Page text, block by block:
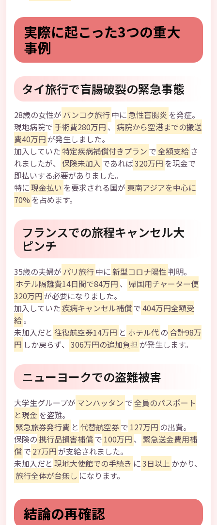
実際に起こった3つの重大
事例
タイ旅行で盲腸破裂の緊急事態
28歳の女性が バンコク旅行中に急性盲腸炎 を発症。
現地病院で 手術費280万円 、 病院から空港までの搬送
費40万円が発生しました。
加入していた 特定疾病補償付きプラン で全額支給 さ
れましたが、 保険未加入 であれば320万円 を現金で
即払いする必要がありました。
特に現金払い を要求される国が 東南アジアを中心に
70% を占めます。
フランスでの旅程キャンセル大
ピンチ
35歳の夫婦が パリ旅行中に新型コロナ陽性判明。
ホテル隔離費14日間で84万円 、
帰国用チャーター便
320万円が必要になりました。
加入していた 疾病キャンセル補償で404万円全額受
給。
未加入だと 往復航空券14万円 と ホテル代 の 合計98万
円 しか戻らず、 306万円の追加負担 が発生します。
ニューヨークでの盗難被害
大学生グループが マンハッタン で全員のパスポート
と現金 を盗難。
緊急旅券発行費 と 代替航空券で 127万円 の出費。
保険の携行品損害補償で 100万円 、
緊急送金費用補
償で 27万円が支給されました。
未加入だと 現地大使館での手続き に3日以上 かかり、
旅行全体が台無し になります。
結論の再確認